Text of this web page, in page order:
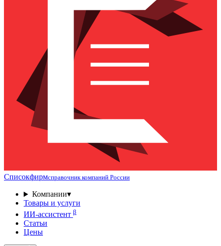
Списокфирмсправочник компаний России
Компании▾
Товары и услуги
ИИ-ассистент β
Статьи
Цены